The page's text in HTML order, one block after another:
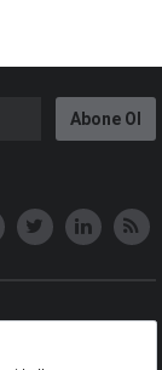
Abone Ol